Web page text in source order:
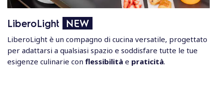
LiberoLight NEW
LiberoLight è un compagno di cucina versatile, progettato
per adattarsi a qualsiasi spazio e soddisfare tutte le tue
esigenze culinarie con flessibilità e praticità.